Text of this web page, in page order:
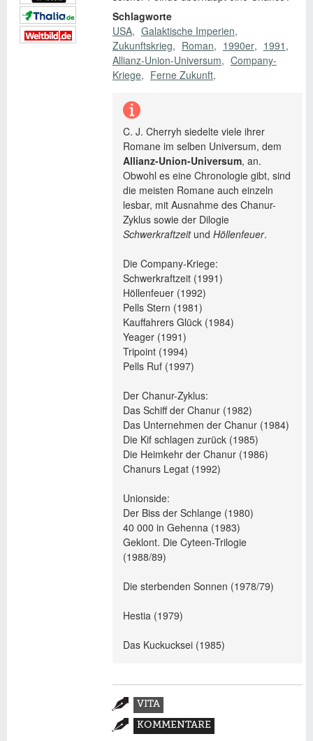
Schlagworte
USA
Galaktische Imperien
Zukunftskrieg
Roman 1990er
1991
Allianz-Union-Universum
Company-
Kriege
Ferne Zukunft
C. J. Cherryh siedelte viele ihrer
Romane im selben Universum, dem
Allianz-Union-Universum, an.
Obwohl es eine Chronologie gibt, sind
die meisten Romane auch einzeln
lesbar, mit Ausnahme des Chanur-
Zyklus sowie der Dilogie
Schwerkraftzeitund Höllenfeuer.
Die Company-Kriege:
Schwerkraftzeit (1991)
Höllenfeuer (1992)
Pells Stern (1981)
Kauffahrers Glück (1984)
Yeager (1991)
Tripoint (1994)
Pells Ruf (1997)
Der Chanur-Zyklus:
Das Schiff der Chanur (1982)
Das Unternehmen der Chanur (1984)
Die Kif schlagen zurück (1985)
Die Heimkehr der Chanur (1986)
Chanurs Legat (1992)
Unionside:
Der Biss der Schlange (1980)
40 000 in Gehenna (1983)
Geklont. Die Cyteen-Trilogie
(1988/89)
Die sterbenden Sonnen (1978/79)
Hestia (1979)
Das Kuckucksei (1985)
Zusatzmaterial
VITA
(AKTIVER
REITER)
KOMMENTARE